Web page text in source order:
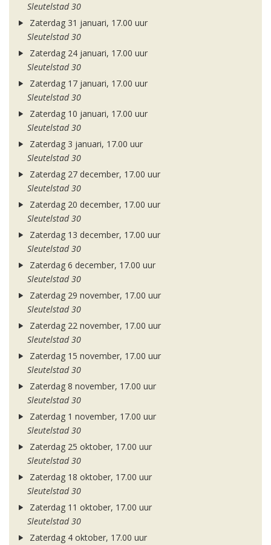
Sleutelstad 30
Zaterdag 31 januari, 17.00 uur
Sleutelstad 30
Zaterdag 24 januari, 17.00 uur
Sleutelstad 30
Zaterdag 17 januari, 17.00 uur
Sleutelstad 30
Zaterdag 10 januari, 17.00 uur
Sleutelstad 30
Zaterdag 3 januari, 17.00 uur
Sleutelstad 30
Zaterdag 27 december, 17.00 uur
Sleutelstad 30
Zaterdag 20 december, 17.00 uur
Sleutelstad 30
Zaterdag 13 december, 17.00 uur
Sleutelstad 30
Zaterdag 6 december, 17.00 uur
Sleutelstad 30
Zaterdag 29 november, 17.00 uur
Sleutelstad 30
Zaterdag 22 november, 17.00 uur
Sleutelstad 30
Zaterdag 15 november, 17.00 uur
Sleutelstad 30
Zaterdag 8 november, 17.00 uur
Sleutelstad 30
Zaterdag 1 november, 17.00 uur
Sleutelstad 30
Zaterdag 25 oktober, 17.00 uur
Sleutelstad 30
Zaterdag 18 oktober, 17.00 uur
Sleutelstad 30
Zaterdag 11 oktober, 17.00 uur
Sleutelstad 30
Zaterdag 4 oktober, 17.00 uur